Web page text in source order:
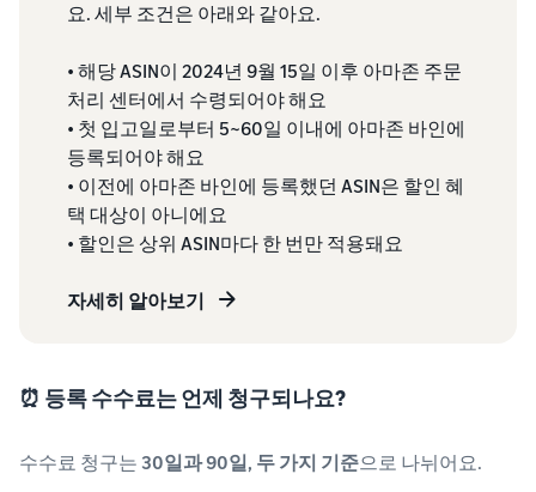
요. 세부 조건은 아래와 같아요.
• 해당 ASIN이 2024년 9월 15일 이후 아마존 주문
처리 센터에서 수령되어야 해요
• 첫 입고일로부터 5~60일 이내에 아마존 바인에
등록되어야 해요
• 이전에 아마존 바인에 등록했던 ASIN은 할인 혜
택 대상이 아니에요
• 할인은 상위 ASIN마다 한 번만 적용돼요
자세히 알아보기
⏰ 등록 수수료는 언제 청구되나요?
수수료 청구는 30일과 90일, 두 가지 기준으로 나뉘어요.